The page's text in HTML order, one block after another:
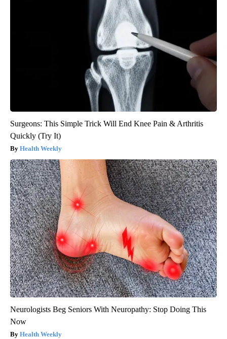
Surgeons: This Simple Trick Will End Knee Pain & Arthritis
Quickly (Try It)
Health Weekly
Neurologists Beg Seniors With Neuropathy: Stop Doing This
Now
Health Weekly